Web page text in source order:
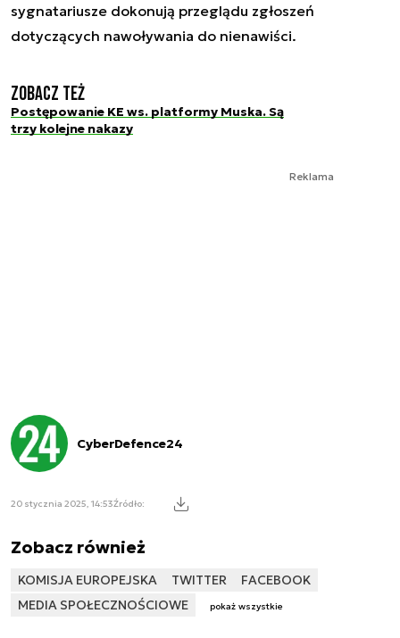
sygnatariusze dokonują przeglądu zgłoszeń
dotyczących nawoływania do nienawiści.
Zobacz też
Postępowanie KE ws. platformy Muska. Są
trzy kolejne nakazy
Reklama
CyberDefence24
20 stycznia 2025, 14:53Źródło:
Zobacz również
KOMISJA EUROPEJSKA TWITTER
FACEBOOK
MEDIA SPOŁECZNOŚCIOWE
pokaż wszystkie